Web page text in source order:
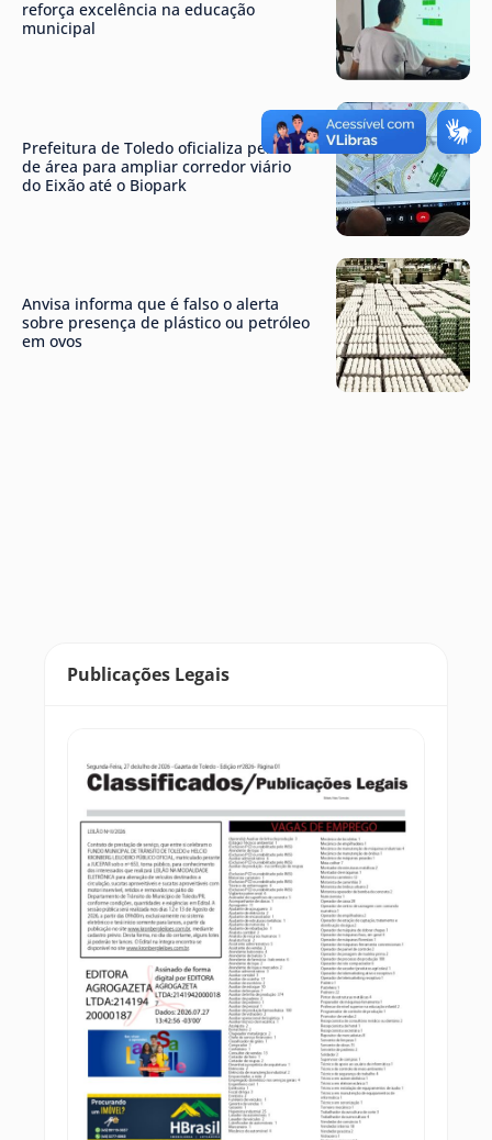
reforça excelência na educação
municipal
Prefeitura de Toledo oficializa permuta
de área para ampliar corredor viário
do Eixão até o Biopark
Anvisa informa que é falso o alerta
sobre presença de plástico ou petróleo
em ovos
Publicações Legais